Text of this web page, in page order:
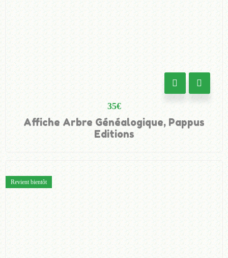
35€
Affiche Arbre Généalogique, Pappus
Editions
Revient bientôt